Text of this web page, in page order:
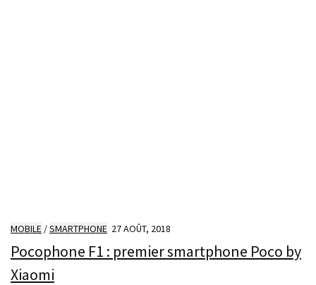
MOBILE /SMARTPHONE 27 AOÛT, 2018
Pocophone F1 : premier smartphone Poco by
Xiaomi